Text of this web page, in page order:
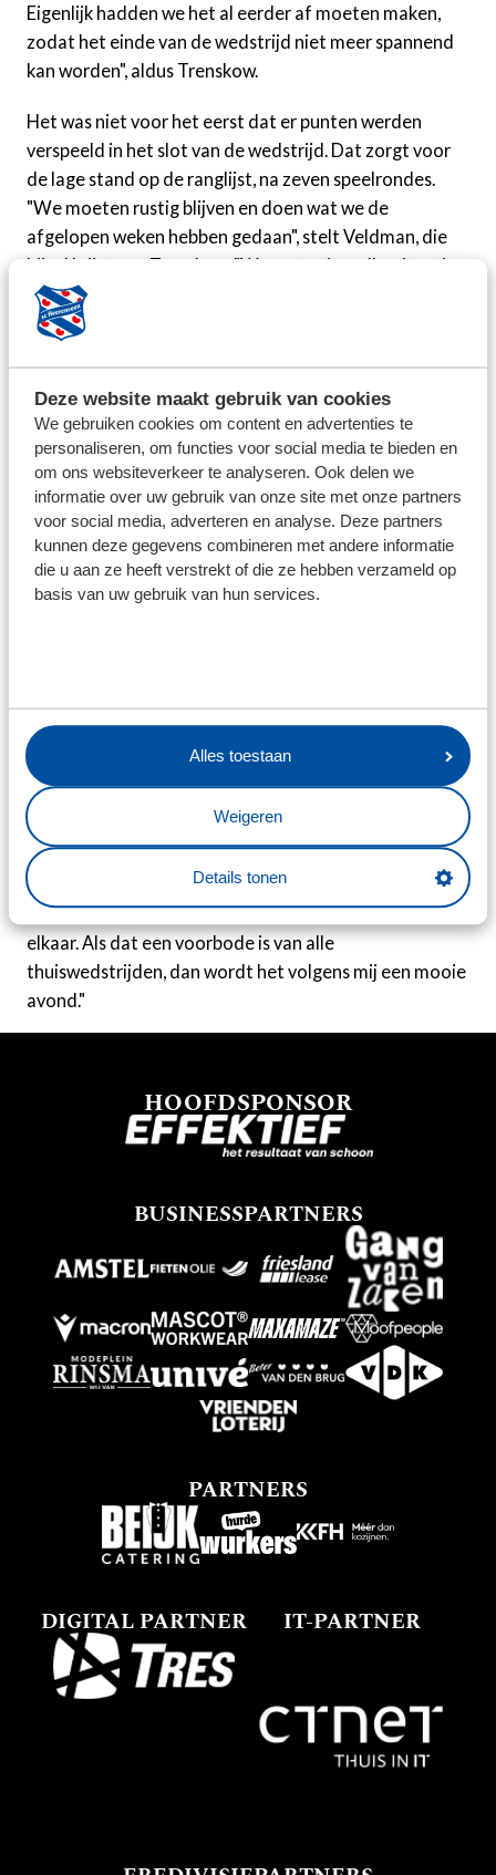
Deze website maakt gebruik van cookies
We gebruiken cookies om content en advertenties te
personaliseren, om functies voor social media te bieden en
om ons websiteverkeer te analyseren. Ook delen we
informatie over uw gebruik van onze site met onze partners
voor social media, adverteren en analyse. Deze partners
kunnen deze gegevens combineren met andere informatie
die u aan ze heeft verstrekt of die ze hebben verzameld op
basis van uw gebruik van hun services.
Alles toestaan
Weigeren
Details tonen
Eigenlijk hadden we het al eerder af moeten maken,
zodat het einde van de wedstrijd niet meer spannend
kan worden", aldus Trenskow.
Het was niet voor het eerst dat er punten werden
verspeeld in het slot van de wedstrijd. Dat zorgt voor
de lage stand op de ranglijst, na zeven speelrondes.
"We moeten rustig blijven en doen wat we de
afgelopen weken hebben gedaan", stelt Veldman, die
bijval krijgt van Trenskow. "We weten in welke situatie
we zitten. Maar als we blijven voetballen zoals we
gedaan hebben, moeten de punten gaan komen.
Excelsior weer scoor? Dat is gevaarlijk om te zeggen,
haha. Ik hoop dat het lukt, maar het wordt niet
makkelijk."
Veldman, die zaterdag niet kan beschikken over de
geblesseerden Nikolai Hopland, Eser Gürbüz en
Amourricho van Axel Dongen, sluit zich bij de aanvaller
aan. "Het is een energieke ploeg", aldus de trainer, die
rechtsback Ilias Bronkhorst heeft een verre ingooi. Ze
hebben dus specifieke kwaliteiten waar wij rekening
mee moeten houden."
Toch gaat de oefenmeester vooral uit van eigen
kracht. "Kijk naar N.E.C.-thuis", zegt Veldman. "De sfeer
was mooi en we speelden goed, dus dat versterkte
elkaar. Als dat een voorbode is van alle
thuiswedstrijden, dan wordt het volgens mij een mooie
avond."
HOOFDSPONSOR
BUSINESSPARTNERS
PARTNERS
DIGITAL PARTNER IT-PARTNER